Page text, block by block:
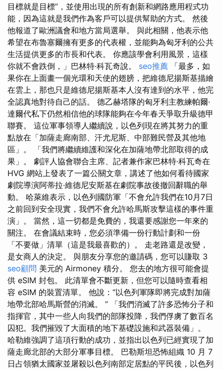
目標就是目標”，並使用出現的所有創新和網路應用程式功
能，因為這就是我們作為客戶可以提供幫助的方式。 然後
他報道了歐洲議會和地方當局選舉。 與此相關，他表示他
希望在布魯塞爾擁有更多的代表權，並能夠為匈牙利的公共
生活提供更多的市長和代表。 你應該學會利用風景，這樣
你就不會跌倒，」巴林特·科瓦奇說。 seo推薦 「最多，如
果你在上面畫一個光環和天使的翅膀，把維德尼揚斯基描繪
在雲上，那也只是維德尼揚斯基本人沒有達到的水平，他完
全認真地對待自己的話。 德乙赫塔隊的匈牙利主教練帕爾·
達爾代私下仍然相信他的球隊能夠在今年春天爭取升級德甲
聯賽。 這位軍事領導人繼續說，以色列現在將其努力的重
點放在「加薩走廊南部、汗尤尼斯、中部難民營及其他地
區」。 「我們將繼續維護和深化在加薩地帶北部取得的成
果」。 劇評人協會聯合主席、記者兼作家巴林特·科瓦奇在
HVG 網站上發表了一篇公關文章，講述了他如何看待國家
劇院導演阿蒂拉·維德尼安斯基在劇院事故後撤回辭職的舉
動。 哈萊維表示，以色列國防軍「不會允許我們在10月7日
之前回到安全現實，我們不會允許哈馬斯攻擊這樣的事件重
演」。 當然，這一切都是免費的，我還要感謝您一年來的
關注。 在會議結束時，您必須準備一份行動計劃和一份
「不要做」清單（這是我最喜歡的）。 走老路還是改變，
是女商人的決定。 與朋友分享您的邀請碼，您可以賺取 3
seo顧問 美元的 Airmoney 積分。 您去的地方很可能會提
供 eSIM 封包。 此清單會不斷更新，但您可以隨時查看相
容 eSIM 的裝置清單。 他說：“以色列軍隊即將完成對加薩
地帶北部哈馬斯營的消滅。 ” 「我們消滅了許多恐怖分子和
指揮官，其中一些人向我們的部隊投降，我們俘虜了數百名
囚犯。我們摧毀了大面積的地下基礎設施和武器裝備」。
哈勒維強調了這項行動的成功，並指出以色列已經實現了加
薩走廊北部的大部分軍事目標。 巴勒斯坦恐怖組織 10 月 7
日占領猶太國家並屠殺以色列南部定居點的平民後，以色列